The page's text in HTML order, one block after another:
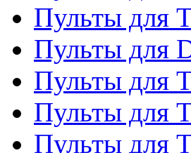
Пульты для
Пульты для
Пульты для
Пульты для
Пульты для